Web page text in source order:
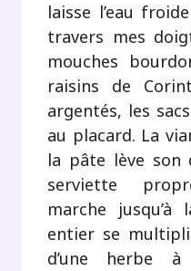
laisse l’eau
travers mes
mouches
raisins de
argentés, les
au placard. La
la pâte lève son
serviette
marche
entier se
d’une herbe